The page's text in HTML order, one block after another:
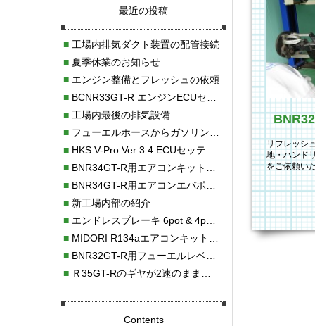
リフレッシ
地・ハンド
をご依頼い
ョン関係
最近の投稿
■工場内排気ダクト装置の配管接続
■夏季休業のお知らせ
■エンジン整備とフレッシュの依頼
■BCNR33GT-R エンジンECUセッティング調整
■工場内最後の排気設備
■フューエルホースからガソリン漏れ
■HKS V-Pro Ver 3.4 ECUセッティング
■BNR34GT-R用エアコンキット新発売！！
■BNR34GT-R用エアコンエバポレーターを新発売！！
■新工場内部の紹介
■エンドレスブレーキ 6pot & 4potオーバーホール
■MIDORI R134aエアコンキットタイプⅡ取り付け
■BNR32GT-R用フューエルレベルセンサー新発売！！
■Ｒ35GT-Rのギヤが2速のまま変速しない！！
Contents